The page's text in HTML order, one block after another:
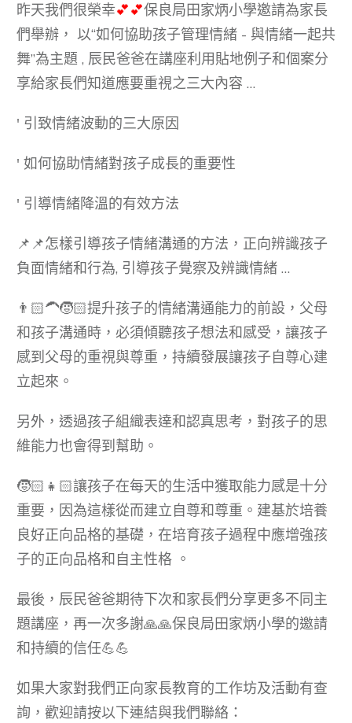
昨天我們很榮幸💕💕保良局田家炳小學邀請為家長
們舉辦， 以“如何協助孩子管理情緒 - 與情緒一起共
舞”為主題 , 辰民爸爸在講座利用貼地例子和個案分
享給家長們知道應要重視之三大內容 …
' 引致情緒波動的三大原因
' 如何協助情緒對孩子成長的重要性
' 引導情緒降溫的有效方法
📌📌怎樣引導孩⼦情緒溝通的⽅法，正向辨識孩子
負面情緒和行為, 引導孩子覺察及辨識情緒 …
👨🏻‍🦱🧒🏻提升孩子的情緒溝通能力的前設，⽗母
和孩⼦溝通時，必須傾聽孩子想法和感受，讓孩子
感到⽗母的重視與尊重，持續發展讓孩⼦⾃尊⼼建
⽴起來。
另外，透過孩⼦組織表達和認真思考，對孩⼦的思
維能力也會得到幫助。
🧒🏻👧🏻讓孩⼦在每天的⽣活中獲取能⼒感是⼗分
重要，因為這樣從⽽建立⾃尊和尊重。建基於培養
良好正向品格的基礎，在培育孩⼦過程中應增強孩
子的正向品格和自主性格 。
最後，辰民爸爸期待下次和家長們分享更多不同主
題講座，再一次多謝🙏🙏保良局田家炳小學的邀請
和持續的信任💪💪
如果大家對我們正向家長教育的工作坊及活動有查
詢，歡迎請按以下連結與我們聯絡：